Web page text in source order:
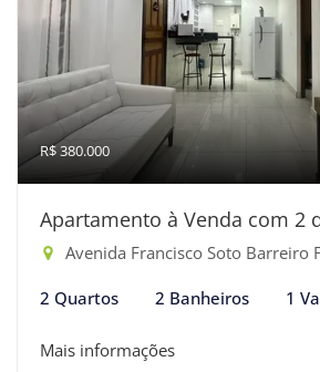
R$ 380.000
Apartamento à Venda com 2
Avenida Francisco Soto Barreiro Filho -
2 Quartos 2 Banheiros 1
Mais informações